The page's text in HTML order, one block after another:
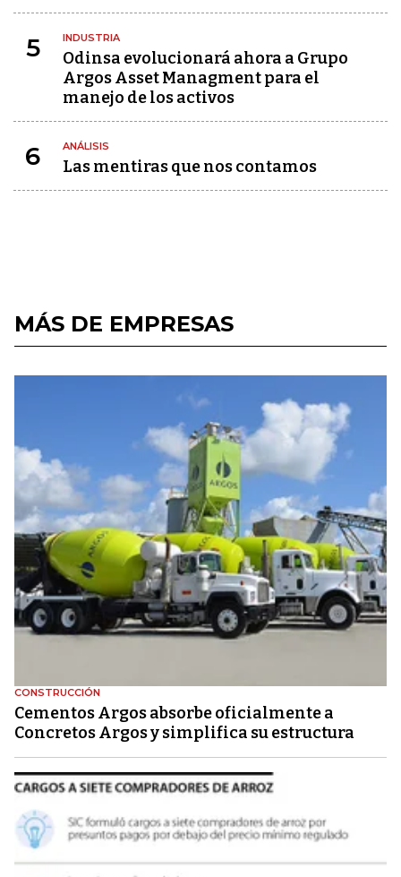
5 INDUSTRIA
Odinsa evolucionará ahora a Grupo
Argos Asset Managment para el
manejo de los activos
6 ANÁLISIS
Las mentiras que nos contamos
MÁS DE EMPRESAS
CONSTRUCCIÓN
Cementos Argos absorbe oficialmente a
Concretos Argos y simplifica su estructura